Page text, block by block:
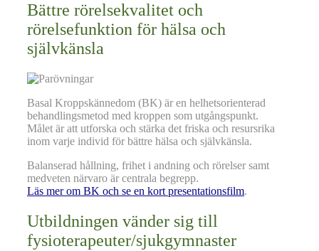
Bättre rörelsekvalitet och
rörelsefunktion för hälsa och
självkänsla
Basal Kroppskännedom (BK) är en helhetsorienterad
behandlingsmetod med kroppen som utgångspunkt.
Målet är att utforska och stärka det friska och resursrika
inom varje individ för bättre hälsa och självkänsla.
Balanserad hållning, frihet i andning och rörelser samt
medveten närvaro är centrala begrepp.
Läs mer om BK och se en kort presentationsfilm.
Utbildningen vänder sig till
fysioterapeuter/sjukgymnaster